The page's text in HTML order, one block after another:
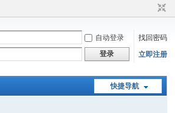
自动登录
找回密码
登录 立即注册
快捷导航